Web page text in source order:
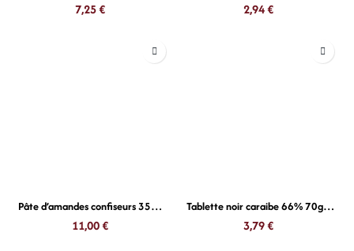
7,25€ 2,94€
Pâte d’amandes confiseurs 35% 1kg
11,00€
Tablette noir caraibe 66% 70g Valrhona
3,79€